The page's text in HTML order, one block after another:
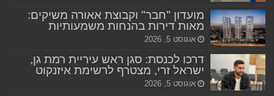
מועדון "חבר" וקבוצת אאורה משיקים:
מאות דירות בהנחות משמעותיות
אוגוסט 5, 2026
דרכו לכנסת: סגן ראש עיריית רמת גן,
ישראל זרי, מצטרף לרשימת איזנקוט
אוגוסט 5, 2026